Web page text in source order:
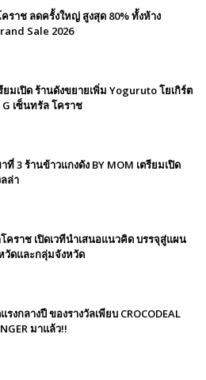
ราช ลดครั้งใหญ่ สูงสุด 80% ทั้งห้าง
Sale 2026
ยมเปิด ร้านดังขยายเพิ่ม Yoguruto โยเกิร์ต
เซ็นทรัล โคราช
ที่ 3 ร้านข้าวแกงดัง BY MOM เตรียมเปิด
ล่า
คราช เปิดเวทีนำเสนอแนวคิด บรรจุสู่แผน
ดและกลุ่มจังหวัด
งกลางปี ของรางวัลเพียบ CROCODEAL
มาแล้ว!!